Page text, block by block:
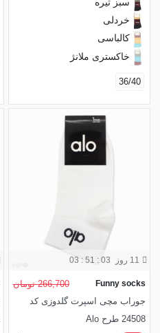
خردلی
کالباسی
خاکستری ملانژ
36/40
11 روز 03 : 51 : 01
Funny socks
266,700 تومان
جوراب مچی اسپرت گلدوزی کد
24508 طرح Alo